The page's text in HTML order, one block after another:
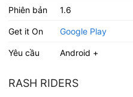
Phiên bản 1.6
Get it On Google Play
Yêu cầu Android +
RASH RIDERS